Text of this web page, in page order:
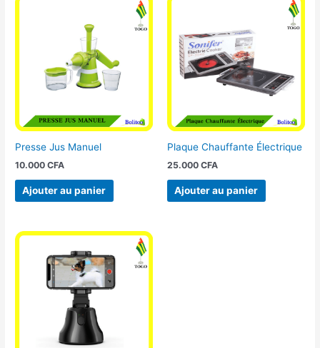
Presse Jus Manuel
10.000CFA
Ajouter au panier
Plaque Chauffante Électrique
25.000 CFA
Ajouter au panier